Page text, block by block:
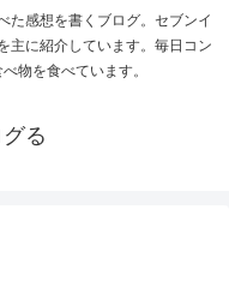
た感想を書くブログ。セブンイ
主に紹介しています。毎日コン
物を食べています。
る